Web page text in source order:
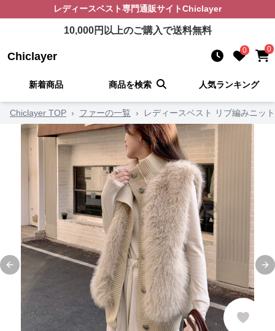
レディースベスト専門通販サイトChiclayer
10,000円以上のご購入で送料無料
Chiclayer 0 0
新着商品 商品を検索 人気ランキング
Chiclayer TOP › ファーの一覧 › レディースベスト リブ編みニッ
Previous slide